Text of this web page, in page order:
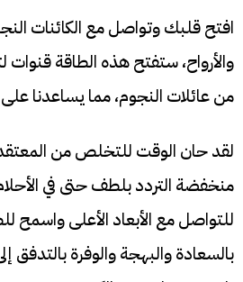
افتح قلبك وتواصل مع الكائنات
والأرواح، ستفتح هذه الطاقة قنوات
من عائلات النجوم، مما يساعدنا
لقد حان الوقت للتخلص من
منخفضة التردد بلطف حتى في
للتواصل مع الأبعاد الأعلى واسمح
بالسعادة والبهجة والوفرة